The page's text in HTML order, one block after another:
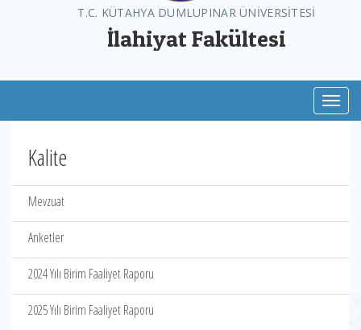
T.C. KÜTAHYA DUMLUPINAR ÜNİVERSİTESİ
İlahiyat Fakültesi
Kalite
Mevzuat
Anketler
2024 Yılı Birim Faaliyet Raporu
2025 Yılı Birim Faaliyet Raporu